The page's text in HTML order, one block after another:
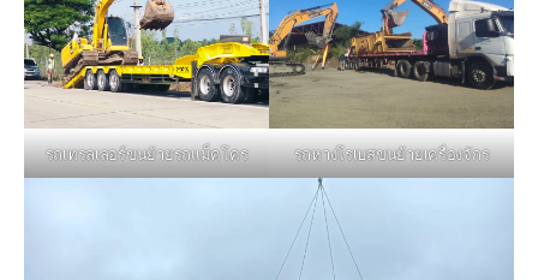
รถเทรลเลอร์ขนย้ายรถแม็คโคร รถหางโรเบสขนย้ายเครื่องจักร